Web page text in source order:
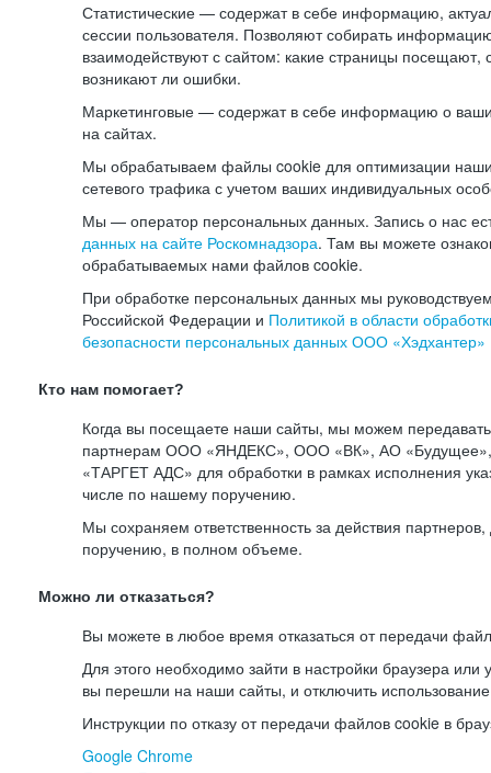
Статистические — содержат в себе информацию,
сессии пользователя. Позволяют собирать
взаимодействуют с сайтом: какие страницы посещают,
возникают ли ошибки.
Маркетинговые — содержат в себе информацию о
на сайтах.
Мы обрабатываем файлы cookie для оптимизации
сетевого трафика с учетом ваших индивидуальных
Мы — оператор персональных данных. Запись о нас
данных на сайте Роскомнадзора. Там вы можете
обрабатываемых нами файлов cookie.
При обработке персональных данных мы
Российской Федерации и Политикой в области
безопасности персональных данных ООО «Хэдхантер»
Кто нам помогает?
Когда вы посещаете наши сайты, мы можем
партнерам ООО «ЯНДЕКС», ООО «ВК», АО
«ТАРГЕТ АДС» для обработки в рамках исполнения
числе по нашему поручению.
Мы сохраняем ответственность за действия
поручению, в полном объеме.
Можно ли отказаться?
Вы можете в любое время отказаться от передачи
Для этого необходимо зайти в настройки браузера или
вы перешли на наши сайты, и отключить
Инструкции по отказу от передачи файлов cookie в
Google Chrome